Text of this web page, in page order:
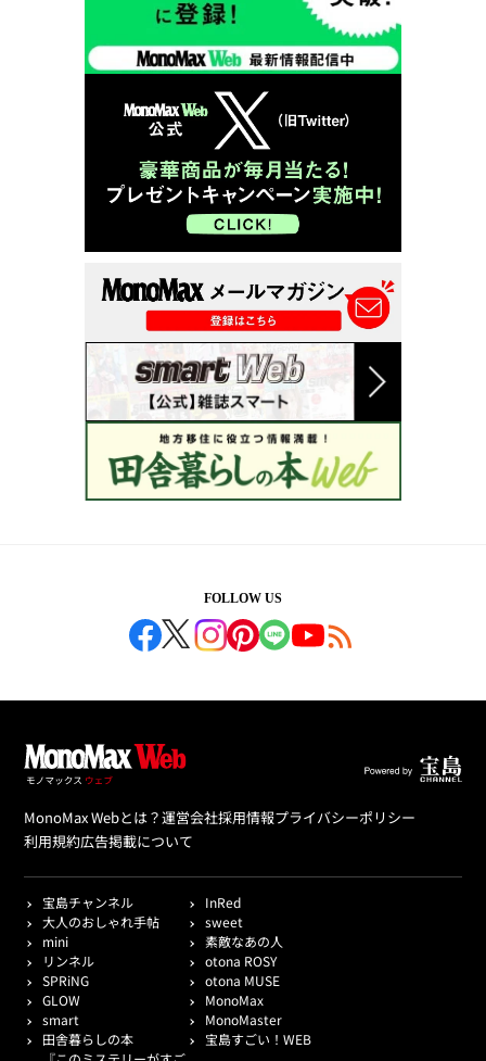
FOLLOW US
MonoMax Webとは？運営会社採用情報プライバシーポリシー
利用規約広告掲載について
宝島チャンネル
InRed
大人のおしゃれ手帖
sweet
mini
素敵なあの人
リンネル
otona ROSY
SPRiNG
otona MUSE
GLOW
MonoMax
smart
MonoMaster
田舎暮らしの本
宝島すごい！WEB